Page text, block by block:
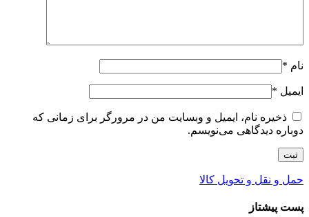
نام *
ایمیل *
ذخیره نام، ایمیل و وبسایت من در مرورگر برای زمانی که
دوباره دیدگاهی می‌نویسم.
حمل و نقل و تحویل کالا
پست پیشتاز